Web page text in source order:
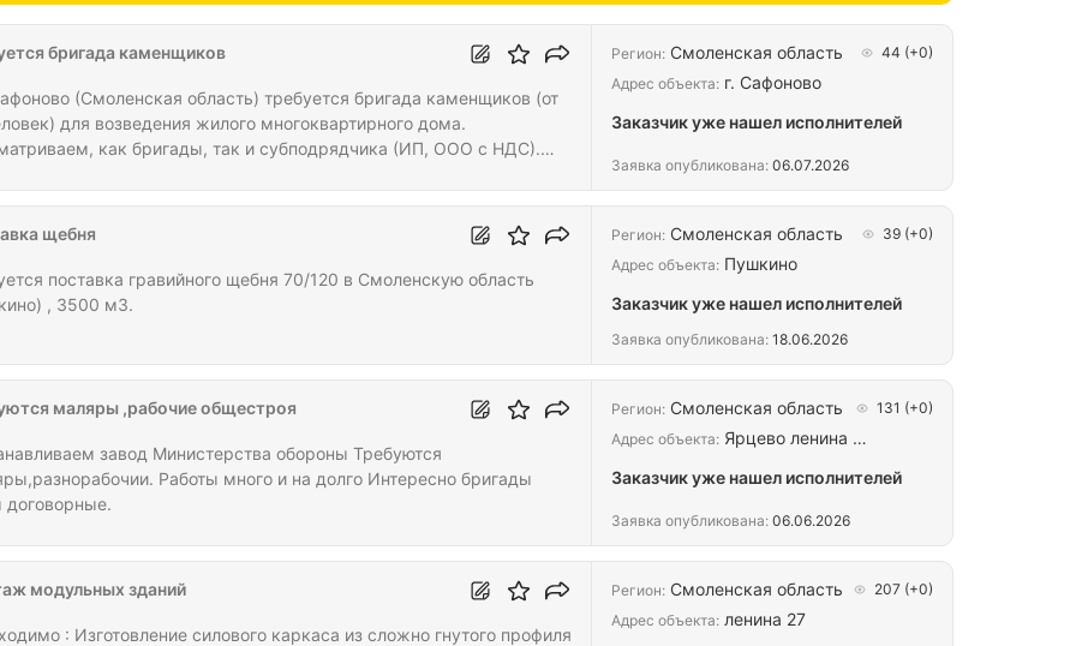
бригада каменщиков
(Смоленская область) требуется бригада каменщиков (от
для возведения жилого многоквартирного дома.
как бригады, так и субподрядчика (ИП, ООО с НДС).
Регион: Смоленская область 44 (+0)
Адрес объекта: г. Сафоново
Заказчик уже нашел исполнителей
Заявка опубликована: 06.07.2026
щебня
поставка гравийного щебня 70/120 в Смоленскую область
, 3500 м3.
Регион: Смоленская область 39 (+0)
Адрес объекта: Пушкино
Заказчик уже нашел исполнителей
Заявка опубликована: 18.06.2026
маляры ,рабочие общестроя
завод Министерства обороны Требуются
Работы много и на долго Интересно бригады
Регион: Смоленская область 131 (+0)
Адрес объекта: Ярцево ленина …
Заказчик уже нашел исполнителей
Заявка опубликована: 06.06.2026
модульных зданий
: Изготовление силового каркаса из сложно гнутого профиля
Регион: Смоленская область 207 (+0)
Адрес объекта: ленина 27